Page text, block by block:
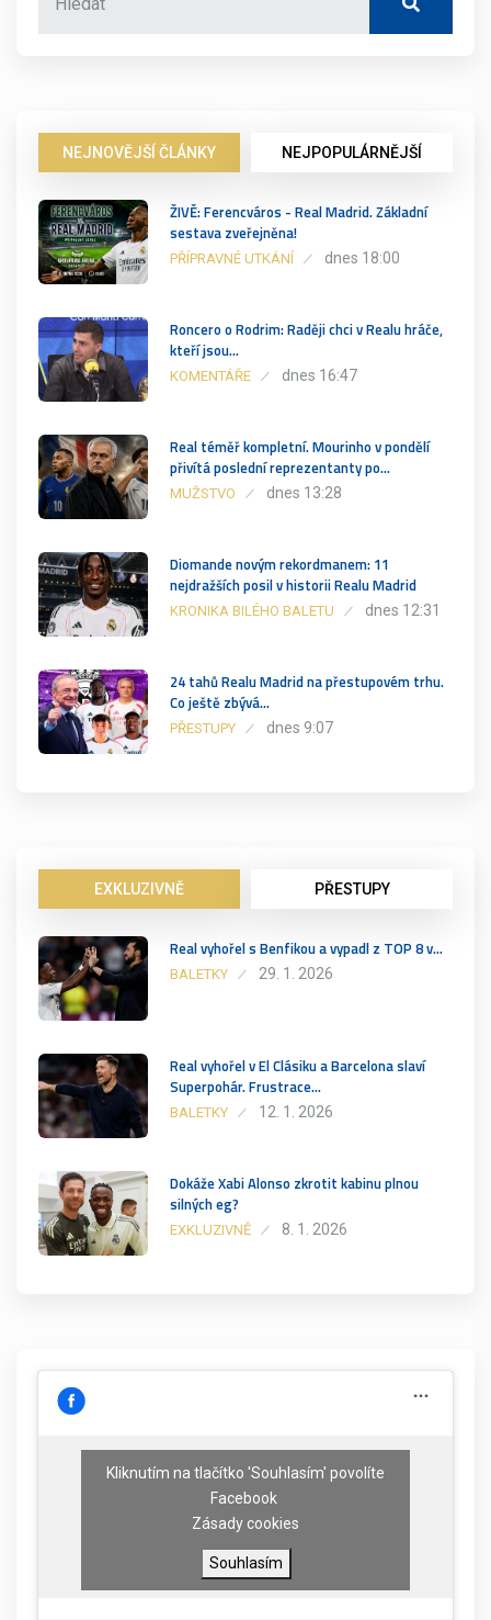
NEJNOVĚJŠÍ ČLÁNKY NEJPOPULÁRNĚJŠÍ
ŽIVĚ: Ferencváros - Real Madrid. Základní
sestava zveřejněna!
PŘÍPRAVNÉ UTKÁNÍ dnes 18:00
Roncero o Rodrim: Raději chci v Realu hráče,
kteří jsou…
KOMENTÁŘE dnes 16:47
Real téměř kompletní. Mourinho v pondělí
přivítá poslední reprezentanty po…
MUŽSTVO dnes 13:28
Diomande novým rekordmanem: 11
nejdražších posil v historii Realu Madrid
KRONIKA BILÉHO BALETU dnes 12:31
24 tahů Realu Madrid na přestupovém trhu.
Co ještě zbývá…
PŘESTUPY dnes 9:07
EXKLUZIVNĚ PŘESTUPY
Real vyhořel s Benfikou a vypadl z TOP 8 v…
BALETKY 29. 1. 2026
Real vyhořel v El Clásiku a Barcelona slaví
Superpohár. Frustrace…
BALETKY 12. 1. 2026
Dokáže Xabi Alonso zkrotit kabinu plnou
silných eg?
EXKLUZIVNĚ 8. 1. 2026
Kliknutím na tlačítko 'Souhlasím' povolíte
Facebook
Zásady cookies
Souhlasím